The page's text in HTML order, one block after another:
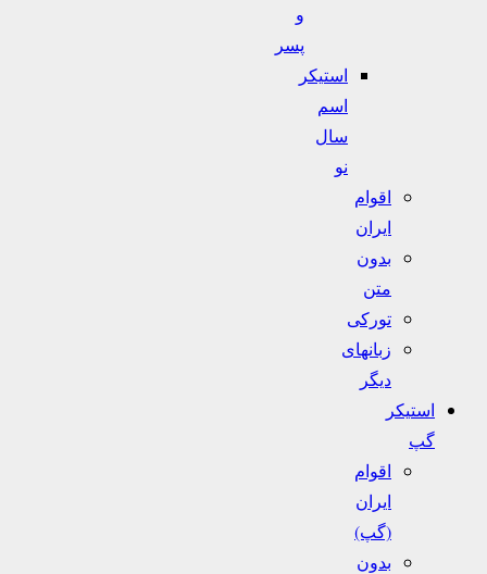
و
پسر
استیکر
اسم
سال
نو
اقوام
ایران
بدون
متن
تورکی
زبانهای
دیگر
استیکر
گپ
اقوام
ایران
(گپ)
بدون